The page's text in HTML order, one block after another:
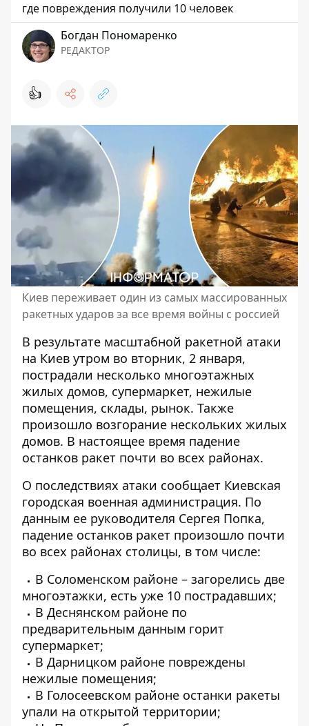
где повреждения получили 10 человек
Богдан Пономаренко
РЕДАКТОР
👍
Киев переживает один из самых массированных
ракетных ударов за все время войны с россией
В результате масштабной ракетной атаки
на Киев утром во вторник, 2 января,
пострадали несколько многоэтажных
жилых домов, супермаркет, нежилые
помещения, склады, рынок. Также
произошло возгорание нескольких жилых
домов. В настоящее время падение
останков ракет почти во всех районах.
О последствиях атаки сообщает Киевская
городская военная администрация. По
данным ее руководителя Сергея Попка,
падение останков ракет произошло почти
во всех районах столицы, в том числе:
В Соломенском районе – загорелись две
многоэтажки, есть уже 10 пострадавших;
В Деснянском районе по
предварительным данным горит
супермаркет;
В Дарницком районе повреждены
нежилые помещения;
В Голосеевском районе останки ракеты
упали на открытой территории;